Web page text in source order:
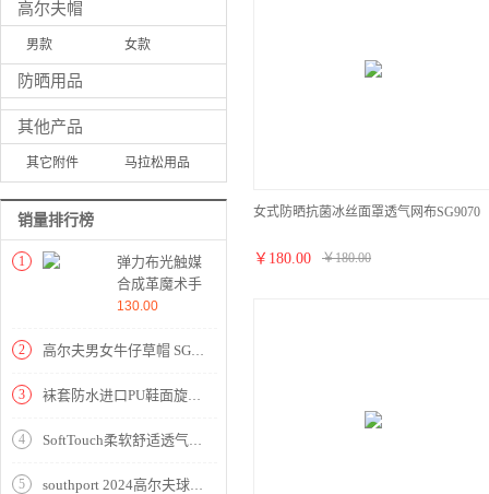
高尔夫帽
男款 女款
防晒用品
其他产品
其它附件 马拉松用品
销量排行榜
1
弹力布光触媒
合成革魔术手
套（左右手）
仕宝
130.00
2 高尔夫男女牛仔草帽 SG4009
3 袜套防水进口PU鞋面旋钮系统爆米花+TPU固定钉男鞋 Southport 秀仕宝 SE0827
4 SoftTouch柔软舒适透气耐磨男式进口小羊皮手套 Southport 秀仕宝 SMG1080
5 southport 2024高尔夫球鞋男士新款爆米花运动鞋旋钮鞋带防水防滑
女式防晒抗菌冰丝面罩透气网布SG9070
￥ 180.00 ￥180.00